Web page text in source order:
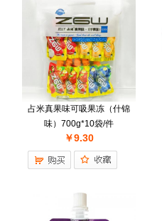
占米真果味可吸果冻（什锦
味）700g*10袋/件
￥9.30